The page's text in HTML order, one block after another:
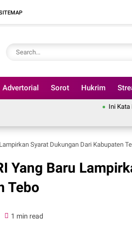
Advertorial Sorot Hukrim
Ini Kata Mazlan
Syarat Dukungan Dari Kabupaten
Yang Baru
Tebo
1 min read